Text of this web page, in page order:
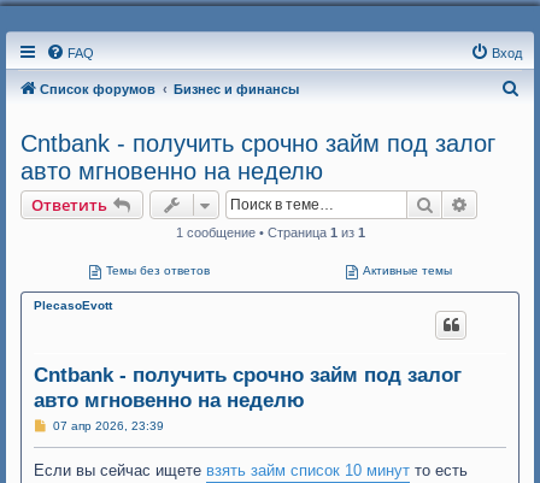
FAQ Вход
Список форумов Бизнес и финансы
Cntbank - получить срочно займ под залог
авто мгновенно на неделю
Ответить Поиск
1 сообщение • Страница 1 из 1
Темы без ответов Активные темы
PlecasoEvott
Cntbank - получить срочно займ под залог
авто мгновенно на неделю
С
б
07 апр 2026, 23:39
Если вы сейчас ищете взять займ список 10 минут то есть